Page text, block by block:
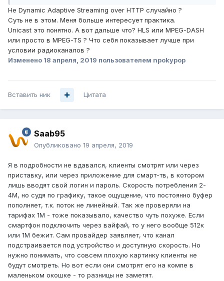
Не Dynamic Adaptive Streaming over HTTP случайно ?
Суть не в этом. Меня больше интересует практика.
Unicast это понятно. А вот дальше что? HLS или MPEG-DASH
или просто в MPEG-TS ? Что себя показывает лучше при
условии радиоканалов ?
Изменено 18 апреля, 2019 пользователем npokypop
Вставить ник Цитата
Saab95
Опубликовано 19 апреля, 2019
Я в подробности не вдавался, клиенты смотрят или через
приставку, или через приложение для смарт-тв, в котором
лишь вводят свой логин и пароль. Скорость потребления 2-
4М, но судя по графику, такое ощущение, что постоянно буфер
пополняет, т.к. поток не линейный. Так же проверяли на
тарифах 1М - тоже показывало, качество чуть похуже. Если
смартфон подключить через вайфай, то у него вообще 512к
или 1М бежит. Сам провайдер заявляет, что канал
подстраивается под устройство и доступную скорость. Но
нужно понимать, что совсем плохую картинку клиенты не
будут смотреть. Но вот если они смотрят его на компе в
маленьком окошке - то разницы не заметят.